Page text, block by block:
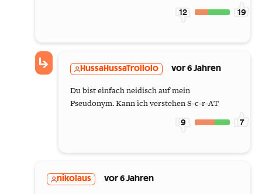
12 19
HussaHussaTrollolo vor 6 Jahren
Du bist einfach neidisch auf mein
Pseudonym. Kann ich verstehen S-c-r-AT
9 7
nikolaus vor 6 Jahren